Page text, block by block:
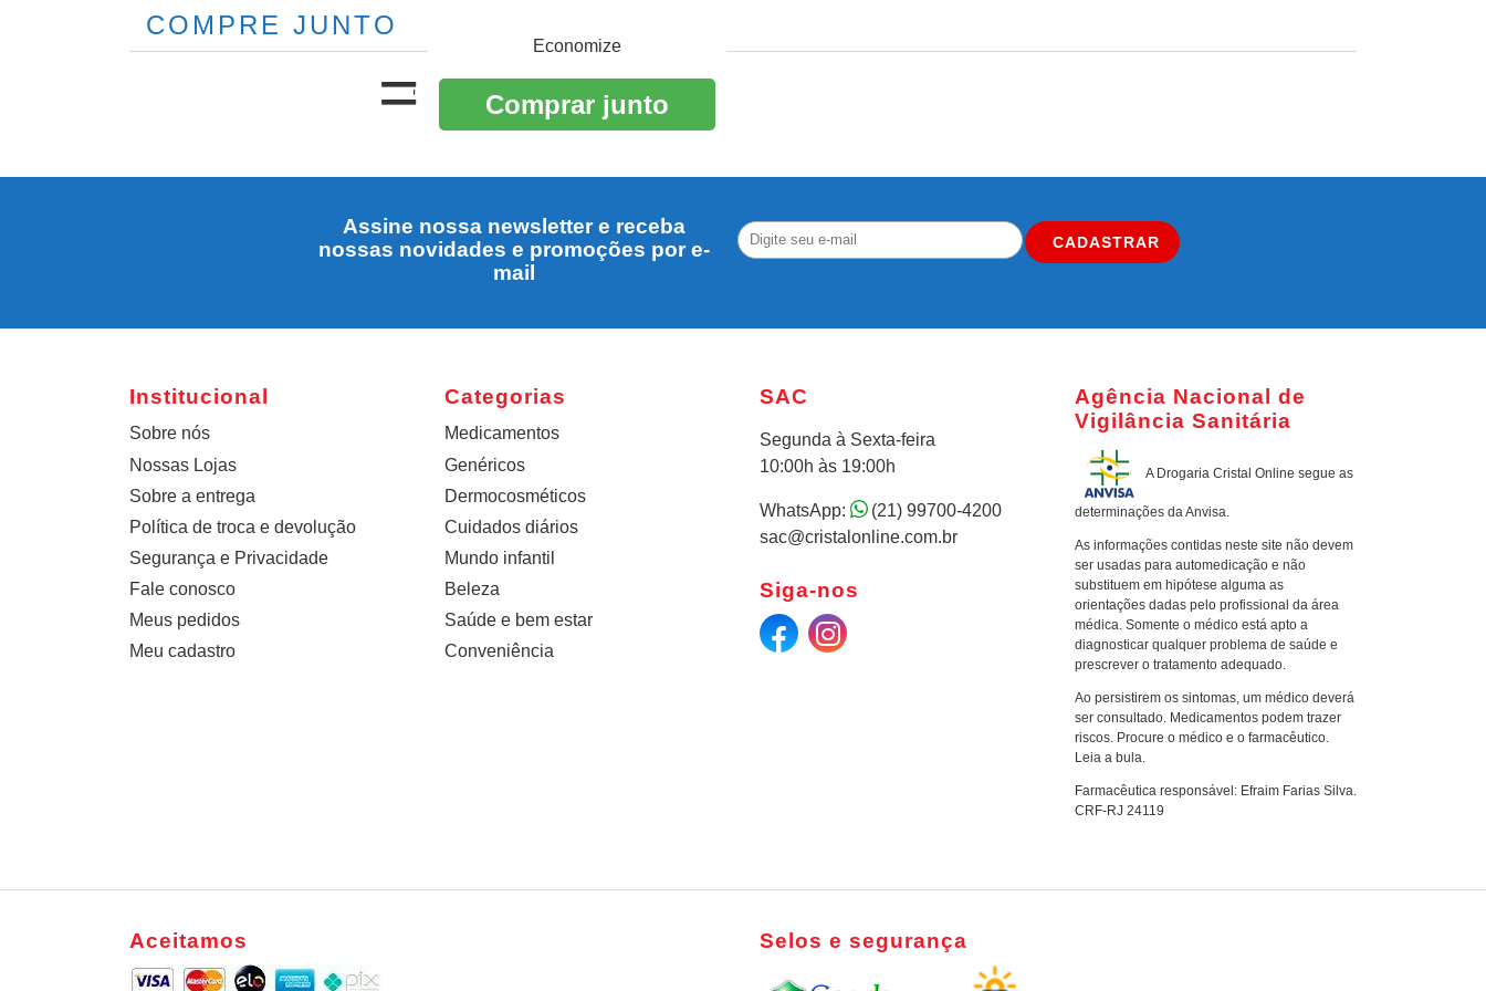
COMPRE JUNTO
Economize
Comprar junto
Assine nossa newsletter e receba
nossas novidades e promoções por e-
mail
CADASTRAR
Institucional
Sobre nós
Nossas Lojas
Sobre a entrega
Política de troca e devolução
Segurança e Privacidade
Fale conosco
Meus pedidos
Meu cadastro
Categorias
Medicamentos
Genéricos
Dermocosméticos
Cuidados diários
Mundo infantil
Beleza
Saúde e bem estar
Conveniência
Agência Nacional de
Vigilância Sanitária
A Drogaria Cristal Online segue as
determinações da Anvisa.
As informações contidas neste site não devem
ser usadas para automedicação e não
substituem em hipótese alguma as
orientações dadas pelo profissional da área
médica. Somente o médico está apto a
diagnosticar qualquer problema de saúde e
prescrever o tratamento adequado.
Ao persistirem os sintomas, um médico deverá
ser consultado. Medicamentos podem trazer
riscos. Procure o médico e o farmacêutico.
Leia a bula.
Farmacêutica responsável: Efraim Farias Silva.
CRF-RJ 24119
SAC
Segunda à Sexta-feira
10:00h às 19:00h
WhatsApp:
(21) 99700-4200
sac@cristalonline.com.br
Siga-nos
Aceitamos Selos e segurança